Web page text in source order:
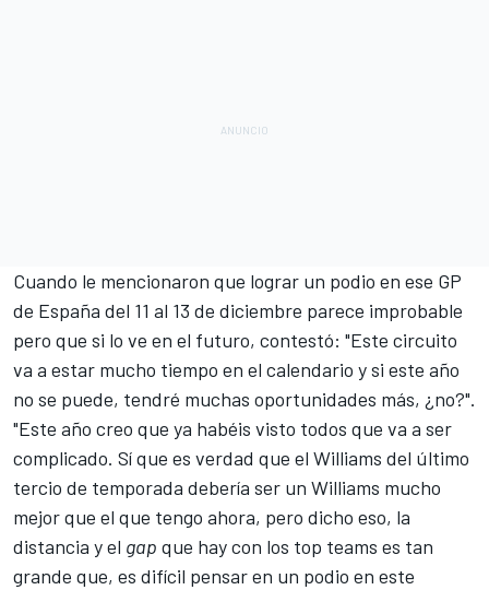
Cuando le mencionaron que lograr un podio en ese GP
de España del 11 al 13 de diciembre parece improbable
pero que si lo ve en el futuro, contestó: "Este circuito
va a estar mucho tiempo en el calendario y si este año
no se puede, tendré muchas oportunidades más, ¿no?".
"Este año creo que ya habéis visto todos que va a ser
complicado. Sí que es verdad que el Williams del último
tercio de temporada debería ser un Williams mucho
mejor que el que tengo ahora, pero dicho eso, la
distancia y el gap que hay con los top teams es tan
grande que, es difícil pensar en un podio en este